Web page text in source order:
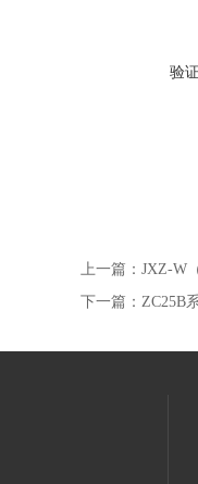
验
上一篇： JXZ-W
下一篇： ZC25B